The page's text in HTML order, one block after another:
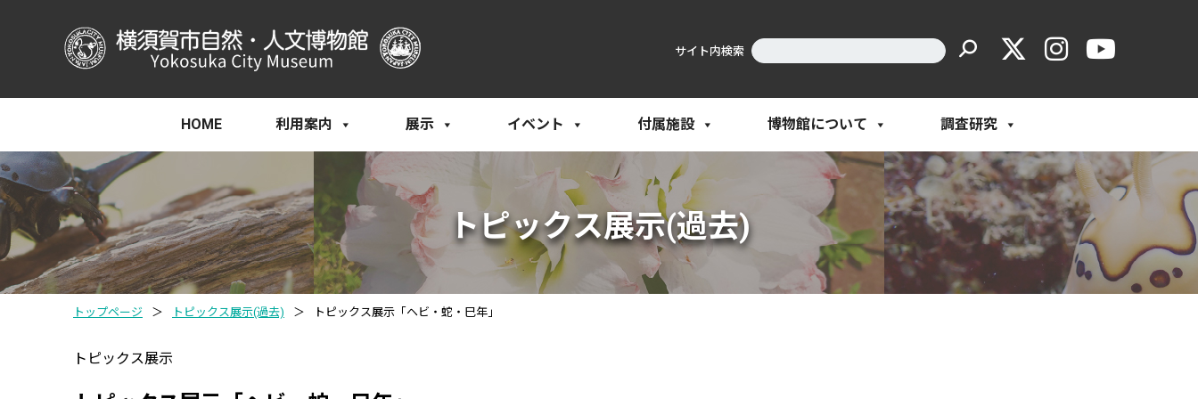
サイト内検索
HOME 利用案内 展示 イベント 付属施設 博物館について 調査研究
トピックス展示(過去)
トップページ ＞ トピックス展示(過去) ＞ トピックス展示「ヘビ・蛇・巳年」
トピックス展示